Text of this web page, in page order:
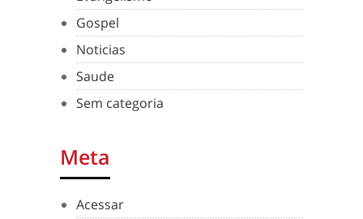
Gospel
Noticias
Saude
Sem categoria
Meta
Acessar